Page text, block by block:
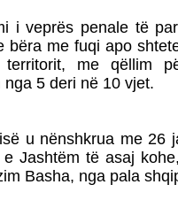
i veprës penale të
bëra me fuqi apo
me qëllim
5 deri në 10 vjet.
u nënshkrua me 26
Jashtëm të asaj
Basha, nga pala